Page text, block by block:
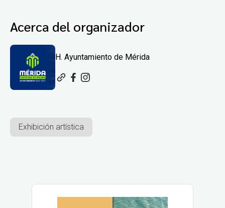
Acerca del organizador
H. Ayuntamiento de Mérida
Exhibición artística